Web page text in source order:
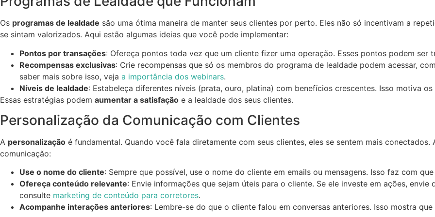
Os programas de lealdade são uma ótima maneira de manter seus clientes por perto. Eles não só incentivam a
se sintam valorizados. Aqui estão algumas ideias que você pode implementar:
Pontos por transações: Ofereça pontos toda vez que um cliente fizer uma operação. Esses pontos podem ser
Recompensas exclusivas: Crie recompensas que só os membros do programa de lealdade podem acessar,
saber mais sobre isso, veja a importância dos webinars.
Níveis de lealdade: Estabeleça diferentes níveis (prata, ouro, platina) com benefícios crescentes. Isso motiva
Essas estratégias podem aumentar a satisfação e a lealdade dos seus clientes.
Personalização da Comunicação com Clientes
A personalização é fundamental. Quando você fala diretamente com seus clientes, eles se sentem mais
comunicação:
Use o nome do cliente: Sempre que possível, use o nome do cliente em emails ou mensagens. Isso faz com
Ofereça conteúdo relevante: Envie informações que sejam úteis para o cliente. Se ele investe em ações,
consulte marketing de conteúdo para corretores.
Acompanhe interações anteriores: Lembre-se do que o cliente falou em conversas anteriores. Isso mostra